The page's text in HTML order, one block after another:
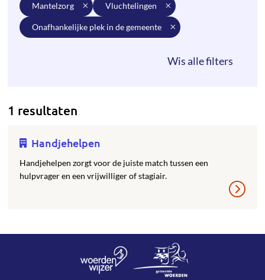
mantelzorg vluchtelingen
onafhankelijke plek in de gemeente
1 resultaten
Handjehelpen
Handjehelpen zorgt voor de juiste match tussen een
hulpvrager en een vrijwilliger of stagiair.